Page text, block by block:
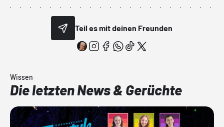
Teil es mit deinen Freunden
Wissen
Die letzten News & Gerüchte